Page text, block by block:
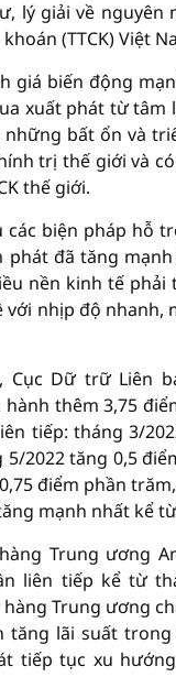
lý giải về nguyên
(TTCK) Việt
giá biến động
xuất phát từ tâm
bất ổn và
trị thế giới và
thế giới.
các biện pháp hỗ
phát đã tăng
nền kinh tế phải
với nhịp độ nhanh,
Cục Dữ trữ Liên
thêm 3,75
tiếp: tháng 3/
2022 tăng 0,5
điểm phần
mạnh nhất kể
Trung ương
liên tiếp kể từ
Trung ương
tăng lãi suất
tiếp tục xu